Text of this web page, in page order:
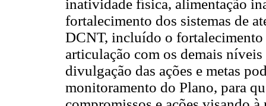
inatividade física, alimentação
fortalecimento dos sistemas de
DCNT, incluído o fortalecimento
articulação com os demais
divulgação das ações e metas
monitoramento do Plano, para